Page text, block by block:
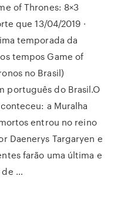
of Thrones: 8×3
que 13/04/2019 ·
temporada da
tempos Game of
no Brasil)
português do Brasil.O
a Muralha
entrou no reino
Daenerys Targaryen e
farão uma última e
de …